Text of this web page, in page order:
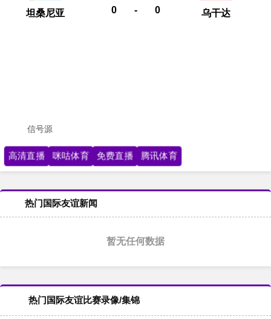
坦桑尼亚 0 - 0 乌干达
信号源
高清直播 咪咕体育 免费直播 腾讯体育
热门国际友谊新闻
暂无任何数据
热门国际友谊比赛录像/集锦